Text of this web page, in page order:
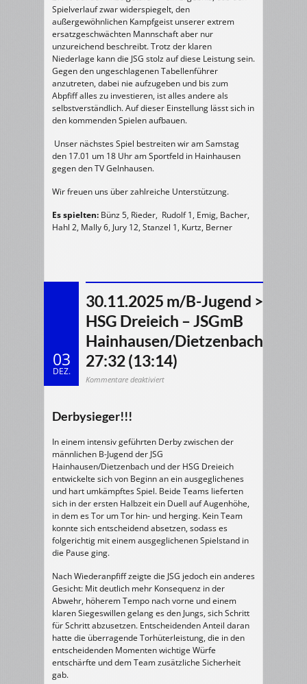
Spielverlauf zwar widerspiegelt, den
außergewöhnlichen Kampfgeist unserer extrem
ersatzgeschwächten Mannschaft aber nur
unzureichend beschreibt. Trotz der klaren
Niederlage kann die JSG stolz auf diese Leistung sein.
Gegen den ungeschlagenen Tabellenführer
anzutreten, dabei nie aufzugeben und bis zum
Abpfiff alles zu investieren, ist alles andere als
selbstverständlich. Auf dieser Einstellung lässt sich in
den kommenden Spielen aufbauen.
Unser nächstes Spiel bestreiten wir am Samstag
den 17.01 um 18 Uhr am Sportfeld in Hainhausen
gegen den TV Gelnhausen.
Wir freuen uns über zahlreiche Unterstützung.
Es spielten: Bünz 5, Rieder, Rudolf 1, Emig, Bacher,
Hahl 2, Mally 6, Jury 12, Stanzel 1, Kurtz, Berner
03
DEZ.
30.11.2025 m/B-Jugend >
HSG Dreieich – JSGmB
Hainhausen/Dietzenbach
27:32 (13:14)
Kommentare deaktiviertfür
Hainhausen/Dietzenbach
27:32
Derbysieger!!!
In einem intensiv geführten Derby zwischen der
männlichen B-Jugend der JSG
Hainhausen/Dietzenbach und der HSG Dreieich
entwickelte sich von Beginn an ein ausgeglichenes
und hart umkämpftes Spiel. Beide Teams lieferten
sich in der ersten Halbzeit ein Duell auf Augenhöhe,
in dem es Tor um Tor hin- und herging. Kein Team
konnte sich entscheidend absetzen, sodass es
folgerichtig mit einem ausgeglichenen Spielstand in
die Pause ging.
Nach Wiederanpfiff zeigte die JSG jedoch ein anderes
Gesicht: Mit deutlich mehr Konsequenz in der
Abwehr, höherem Tempo nach vorne und einem
klaren Siegeswillen gelang es den Jungs, sich Schritt
für Schritt abzusetzen. Entscheidenden Anteil daran
hatte die überragende Torhüterleistung, die in den
entscheidenden Momenten wichtige Würfe
entschärfte und dem Team zusätzliche Sicherheit
gab.